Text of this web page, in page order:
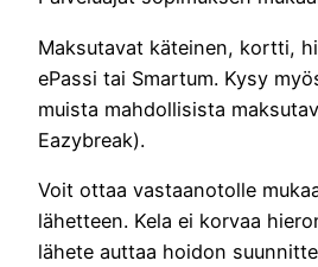
Maksutavat käteinen, kortti,
ePassi tai Smartum. Kysy
muista mahdollisista
Eazybreak).
Voit ottaa vastaanotolle
lähetteen. Kela ei korvaa
lähete auttaa hoidon